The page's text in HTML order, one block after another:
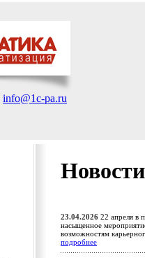
info@1c-pa.ru
23.04.2026 22 апреля в
насыщенное
возможностям
подробнее